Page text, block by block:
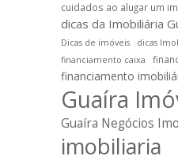
cuidados ao alugar um
dicas da Imobiliária
Dicas de imóveis dicas
financiamento caixa
financiamento
Guaíra
Guaíra Negócios
imobiliaria